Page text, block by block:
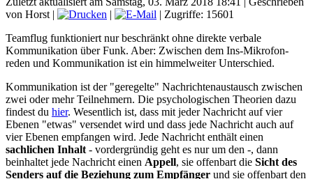
von Horst | |
| Zugriffe: 15601
Teamflug funktioniert nur beschränkt ohne direkte verbale
Kommunikation über Funk. Aber: Zwischen dem Ins-Mikrofon-
reden und Kommunikation ist ein himmelweiter Unterschied.
Kommunikation ist der "geregelte" Nachrichtenaustausch zwischen
zwei oder mehr Teilnehmern. Die psychologischen Theorien dazu
findest du hier. Wesentlich ist, dass mit jeder Nachricht auf vier
Ebenen "etwas" versendet wird und dass jede Nachricht auch auf
vier Ebenen empfangen wird. Jede Nachricht enthält einen
sachlichen Inhalt - vordergründig geht es nur um den -, dann
beinhaltet jede Nachricht einen Appell, sie offenbart die Sicht des
Senders auf die Beziehung zum Empfänger und sie offenbart den